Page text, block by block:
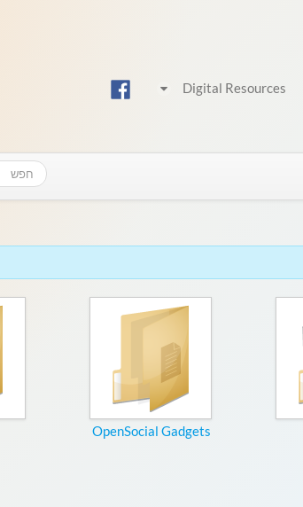
Digital Resources
OpenSocial Gadgets